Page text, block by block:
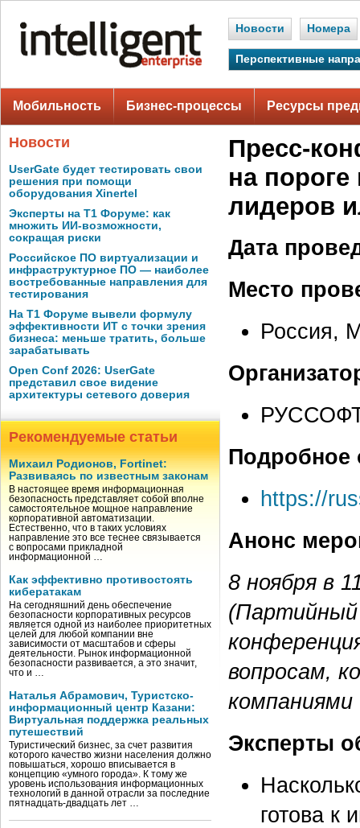
Новости Номера
Перспективные
Мобильность Бизнес-процессы Ресурсы
Новости
UserGate будет тестировать свои
решения при помощи
оборудования Xinertel
Эксперты на Т1 Форуме: как
множить ИИ-возможности,
сокращая риски
Российское ПО виртуализации и
инфраструктурное ПО — наиболее
востребованные направления для
тестирования
На Т1 Форуме вывели формулу
эффективности ИТ с точки зрения
бизнеса: меньше тратить, больше
зарабатывать
Open Conf 2026: UserGate
представил свое видение
архитектуры сетевого доверия
Рекомендуемые статьи
Михаил Родионов, Fortinet:
Развиваясь по известным законам
В настоящее время информационная
безопасность представляет собой вполне
самостоятельное мощное направление
корпоративной автоматизации.
Естественно, что в таких условиях
направление это все теснее связывается
с вопросами прикладной
информационной …
Как эффективно противостоять
кибератакам
На сегодняшний день обеспечение
безопасности корпоративных ресурсов
является одной из наиболее приоритетных
целей для любой компании вне
зависимости от масштабов и сферы
деятельности. Рынок информационной
безопасности развивается, а это значит,
что и …
Наталья Абрамович, Туристско-
информационный центр Казани:
Виртуальная поддержка реальных
путешествий
Туристический бизнес, за счет развития
которого качество жизни населения должно
повышаться, хорошо вписывается в
концепцию «умного города». К тому же
уровень использования информационных
технологий в данной отрасли за последние
пятнадцать-двадцать лет …
Пресс-
на
лидеров
Дата
Место
Россия,
Подробное
https://
Анонс
8 ноября в
(Партийный
вопросам,
Эксперты
готова к